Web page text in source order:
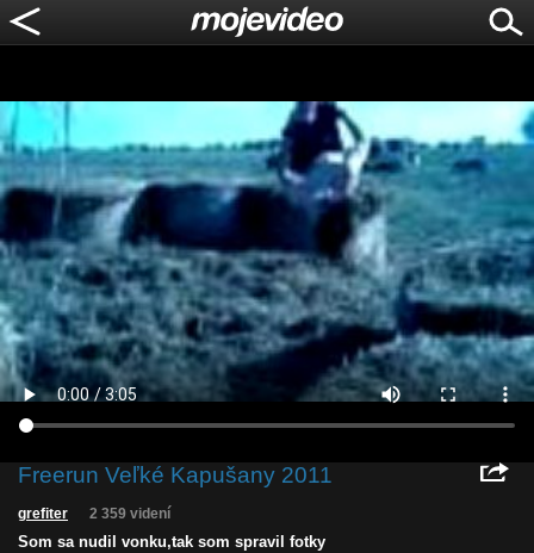
Freerun Veľké Kapušany 2011
grefiter 2 359 videní
Som sa nudil vonku,tak som spravil fotky